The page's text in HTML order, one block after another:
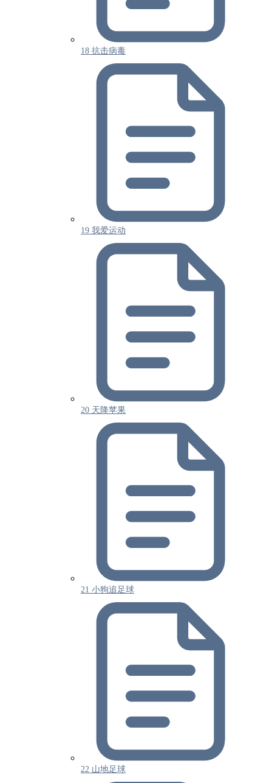
18 抗击病毒
19 我爱运动
20 天降苹果
21 小狗追足球
22 山地足球